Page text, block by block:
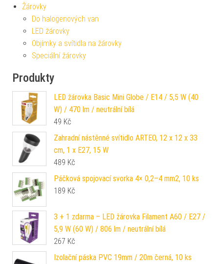
Žárovky
Do halogenových van
LED žárovky
Objímky a svítidla na žárovky
Speciální žárovky
Produkty
LED žárovka Basic Mini Globe / E14 / 5,5 W (40
W) / 470 lm / neutrální bílá
49 Kč
Zahradní nástěnné svítidlo ARTEO, 12 x 12 x 33
cm, 1 x E27, 15 W
489 Kč
Páčková spojovací svorka 4× 0,2–4 mm2, 10 ks
189 Kč
3 + 1 zdarma – LED žárovka Filament A60 / E27 /
5,9 W (60 W) / 806 lm / neutrální bílá
267 Kč
Izolační páska PVC 19mm / 20m černá, 10 ks